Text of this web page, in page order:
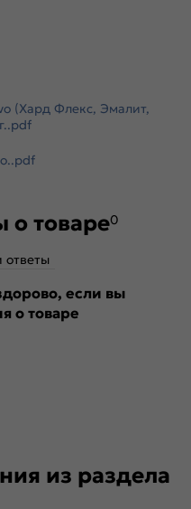
со стороны
(Хард Флекс, Эмалит,
о товаре0
ответы
если вы
о товаре
из раздела